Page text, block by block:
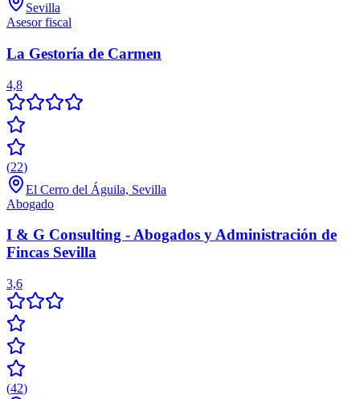
Sevilla
Asesor fiscal
La Gestoría de Carmen
4,8
(22)
El Cerro del Águila, Sevilla
Abogado
I & G Consulting - Abogados y Administración de
Fincas Sevilla
3,6
(42)